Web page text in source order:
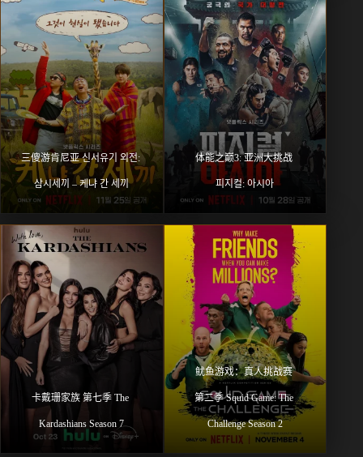
三傻游肯尼亚 신서유기 외전:
삼시세끼 – 케냐 간 세끼
体能之巅3: 亚洲大挑战
피지컬: 아시아
卡戴珊家族 第七季 The
Kardashians Season 7
鱿鱼游戏：真人挑战赛
第二季 Squid Game: The
Challenge Season 2